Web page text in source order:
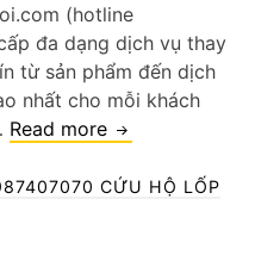
(hotline
đa dạng dịch vụ thay
từ sản phẩm đến dịch
nhất cho mỗi khách
Read more Thay
xe
CỨU HỘ LỐP